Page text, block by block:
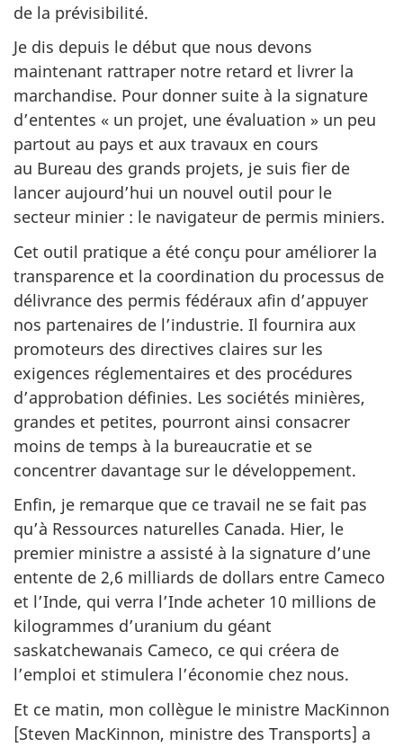
de la prévisibilité.
Je dis depuis le début que nous devons
maintenant rattraper notre retard et livrer la
marchandise. Pour donner suite à la signature
d’ententes « un projet, une évaluation » un peu
partout au pays et aux travaux en cours
au Bureau des grands projets, je suis fier de
lancer aujourd’hui un nouvel outil pour le
secteur minier : le navigateur de permis miniers.
Cet outil pratique a été conçu pour améliorer la
transparence et la coordination du processus de
délivrance des permis fédéraux afin d’appuyer
nos partenaires de l’industrie. Il fournira aux
promoteurs des directives claires sur les
exigences réglementaires et des procédures
d’approbation définies. Les sociétés minières,
grandes et petites, pourront ainsi consacrer
moins de temps à la bureaucratie et se
concentrer davantage sur le développement.
Enfin, je remarque que ce travail ne se fait pas
qu’à Ressources naturelles Canada. Hier, le
premier ministre a assisté à la signature d’une
entente de 2,6 milliards de dollars entre Cameco
et l’Inde, qui verra l’Inde acheter 10 millions de
kilogrammes d’uranium du géant
saskatchewanais Cameco, ce qui créera de
l’emploi et stimulera l’économie chez nous.
Et ce matin, mon collègue le ministre MacKinnon
[Steven MacKinnon, ministre des Transports] a